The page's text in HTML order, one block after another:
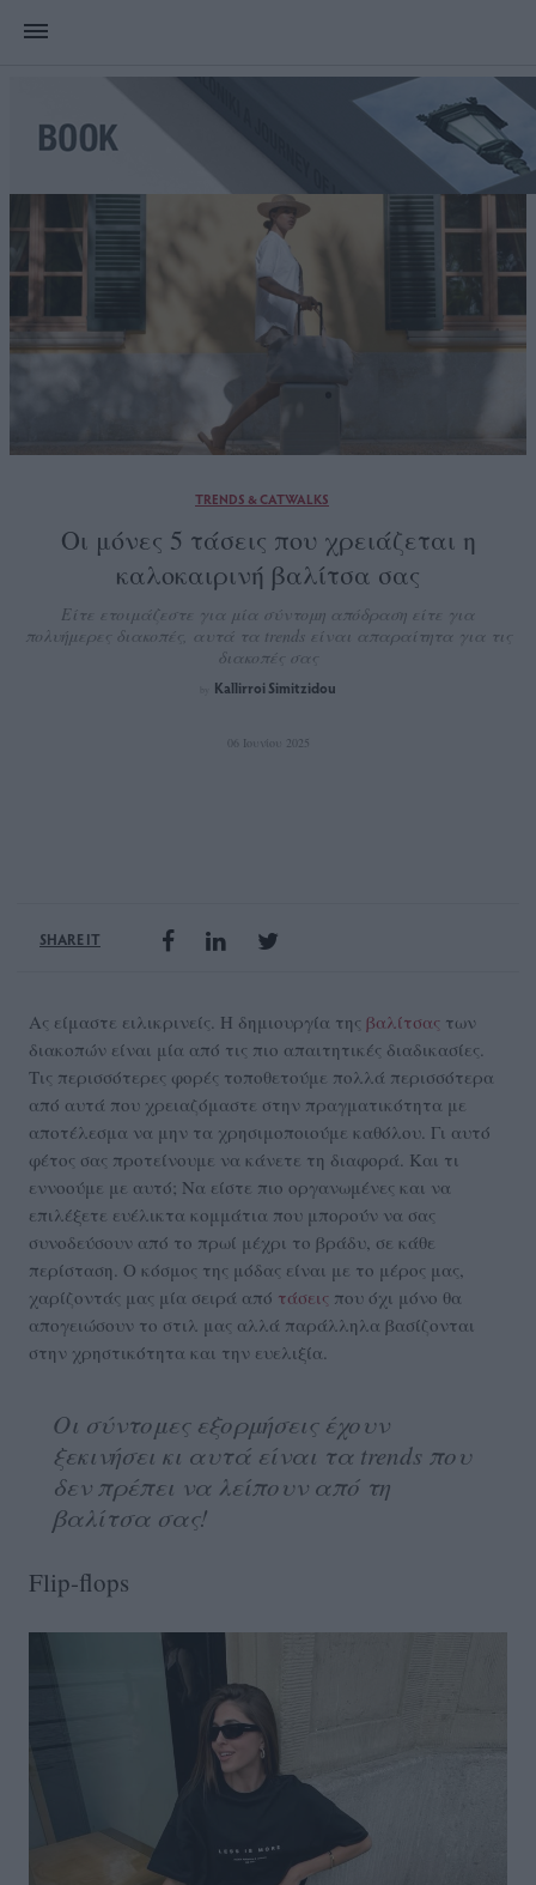
TRENDS & CATWALKS
Οι μόνες 5 τάσεις που χρειάζεται η
καλοκαιρινή βαλίτσα σας
Είτε ετοιμάζεστε για μία σύντομη απόδραση είτε για
πολυήμερες διακοπές, αυτά τα trends είναι απαραίτητα για τις
διακοπές σας
Kallirroi Simitzidou
06 Ιουνίου 2025
SHARE IT
Ας είμαστε ειλικρινείς. Η δημιουργία της βαλίτσας των
διακοπών είναι μία από τις πιο απαιτητικές διαδικασίες.
Τις περισσότερες φορές τοποθετούμε πολλά περισσότερα
από αυτά που χρειαζόμαστε στην πραγματικότητα με
αποτέλεσμα να μην τα χρησιμοποιούμε καθόλου. Γι αυτό
φέτος σας προτείνουμε να κάνετε τη διαφορά. Και τι
εννοούμε με αυτό; Να είστε πιο οργανωμένες και να
επιλέξετε ευέλικτα κομμάτια που μπορούν να σας
συνοδεύσουν από το πρωί μέχρι το βράδυ, σε κάθε
περίσταση. Ο κόσμος της μόδας είναι με το μέρος μας,
χαρίζοντάς μας μία σειρά από τάσεις που όχι μόνο θα
απογειώσουν το στιλ μας αλλά παράλληλα βασίζονται
στην χρηστικότητα και την ευελιξία.
Οι σύντομες εξορμήσεις έχουν
ξεκινήσει κι αυτά είναι τα trends που
δεν πρέπει να λείπουν από τη
βαλίτσα σας!
Flip-flops